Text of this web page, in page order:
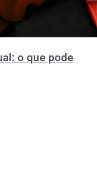
o que pode